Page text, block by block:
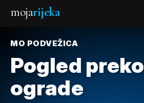
mojarijeka
MO PODVEŽICA
Pogled preko
ograde